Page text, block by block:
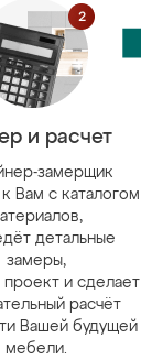
и расчет
замерщик
Вам с каталогом
детальные
замеры,
проект и сделает
расчёт
Вашей будущей
мебели.